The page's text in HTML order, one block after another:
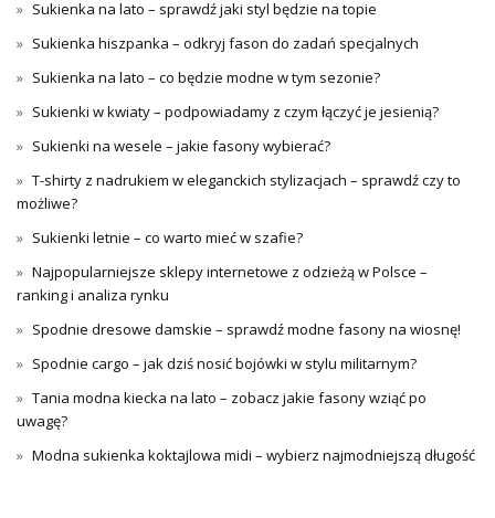
Sukienka na lato – sprawdź jaki styl będzie na topie
Sukienka hiszpanka – odkryj fason do zadań specjalnych
Sukienka na lato – co będzie modne w tym sezonie?
Sukienki w kwiaty – podpowiadamy z czym łączyć je jesienią?
Sukienki na wesele – jakie fasony wybierać?
T-shirty z nadrukiem w eleganckich stylizacjach – sprawdź czy to
możliwe?
Sukienki letnie – co warto mieć w szafie?
Najpopularniejsze sklepy internetowe z odzieżą w Polsce –
ranking i analiza rynku
Spodnie dresowe damskie – sprawdź modne fasony na wiosnę!
Spodnie cargo – jak dziś nosić bojówki w stylu militarnym?
Tania modna kiecka na lato – zobacz jakie fasony wziąć po
uwagę?
Modna sukienka koktajlowa midi – wybierz najmodniejszą długość